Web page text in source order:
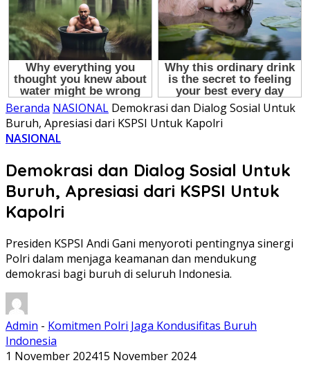
Beranda NASIONAL Demokrasi dan Dialog Sosial Untuk
Buruh, Apresiasi dari KSPSI Untuk Kapolri
NASIONAL
Demokrasi dan Dialog Sosial Untuk
Buruh, Apresiasi dari KSPSI Untuk
Kapolri
Presiden KSPSI Andi Gani menyoroti pentingnya sinergi
Polri dalam menjaga keamanan dan mendukung
demokrasi bagi buruh di seluruh Indonesia.
Admin - Komitmen Polri Jaga Kondusifitas Buruh
Indonesia
1 November 202415 November 2024